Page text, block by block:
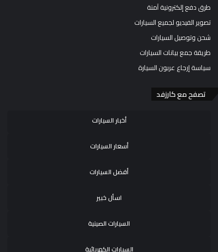
طرق دفع إلكترونية آمنة
تصوير الفيديو لجميع السيارات
شحن وتوصيل السيارات
طريقة جمع بيانات السيارات
سياسة إرجاع عربون السيارة
تصفح مع كارزفد
أخبار السيارات
أسعار السيارات
أفضل السيارات
اسأل خبير
السيارات الصينية
السيارات الكهربائية